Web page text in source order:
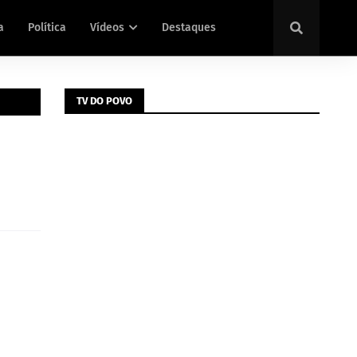
Política Vídeos Destaques
TV DO POVO